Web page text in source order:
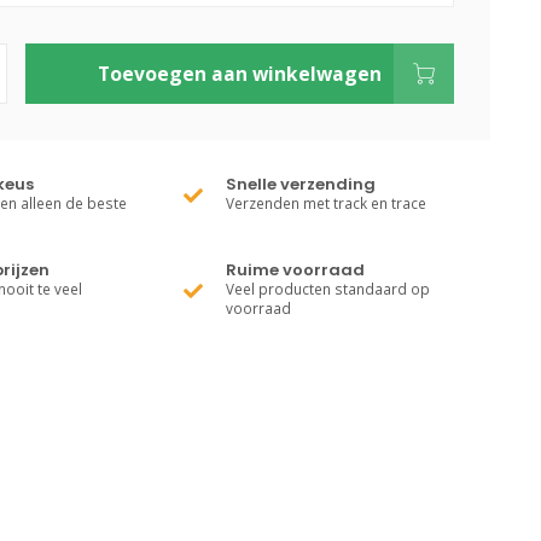
Toevoegen aan winkelwagen
alleen de beste
Snelle verzending
Verzenden met track en trace
te veel
Ruime voorraad
Veel producten standaard op
voorraad